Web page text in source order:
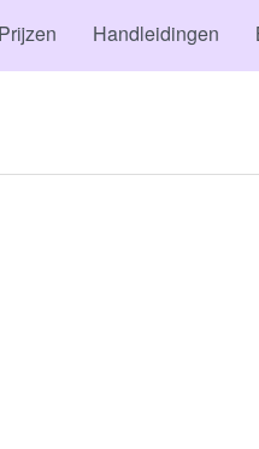
Prijzen Handleidingen